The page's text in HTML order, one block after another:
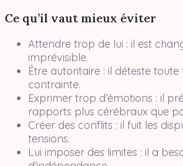
Ce qu’il vaut mieux éviter
Attendre trop de lui : il est
imprévisible.
Être autoritaire : il déteste
contrainte.
Exprimer trop d’émotions : il
rapports plus cérébraux que
Créer des conflits : il fuit les
tensions.
Lui imposer des limites : il a